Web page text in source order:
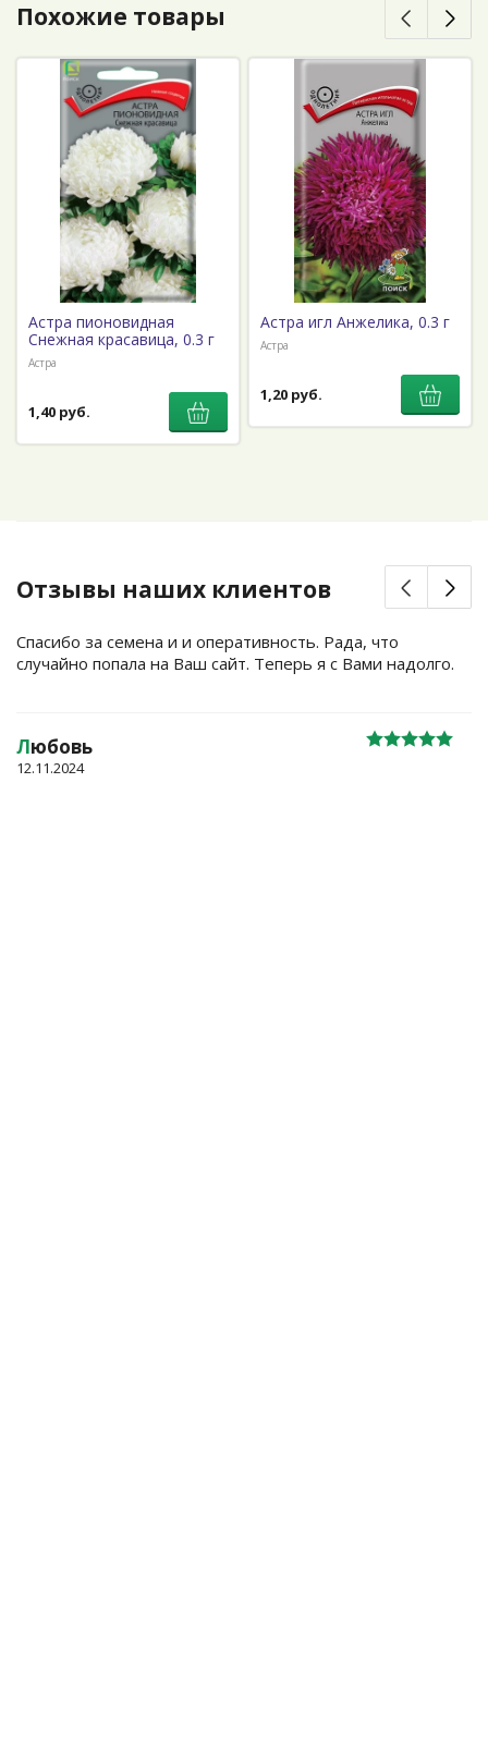
Похожие товары
Астра пионовидная
Снежная красавица, 0.3 г
Астра
1,40 руб.
Астра игл Анжелика, 0.3 г
Астра
1,20 руб.
Отзывы наших клиентов
Спасибо за семена и и оперативность. Рада, что
случайно попала на Ваш сайт. Теперь я с Вами надолго.
Любовь
12.11.2024